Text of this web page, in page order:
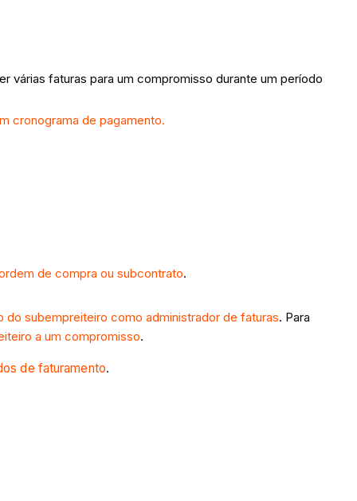
várias faturas para um compromisso durante um período
cronograma de pagamento.
de compra ou subcontrato.
do subempreiteiro como administrador de faturas. Para
a um compromisso.
de faturamento.